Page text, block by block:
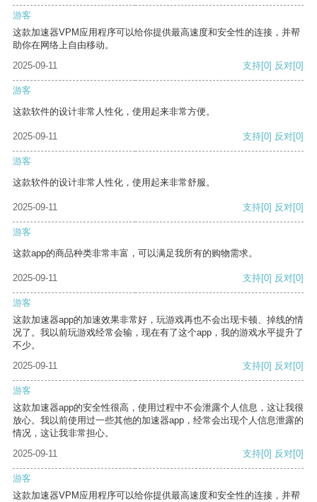
游客
这款加速器VPM应用程序可以给你提供最高速度和安全性的连接，并帮
助你在网络上自由移动。
2025-09-11
支持[0] 反对[0]
游客
这款软件的设计非常人性化，使用起来非常方便。
2025-09-11 支持[0] 反对[0]
游客
这款软件的设计非常人性化，使用起来非常舒服。
2025-09-11 支持[0] 反对[0]
游客
这款app的商品种类非常丰富，可以满足我所有的购物需求。
2025-09-11 支持[0] 反对[0]
游客
这款加速器app的加速效果非常好，玩游戏再也不会出现卡顿、掉线的情
况了。我以前玩游戏经常会输，现在有了这个app，我的游戏水平提升了
不少。
2025-09-11
支持[0] 反对[0]
游客
这款加速器app的安全性很高，使用过程中不会泄露个人信息，这让我很
放心。我以前使用过一些其他的加速器app，经常会出现个人信息泄露的
情况，这让我非常担心。
2025-09-11
支持[0] 反对[0]
游客
这款加速器VPM应用程序可以给你提供最高速度和安全性的连接，并帮